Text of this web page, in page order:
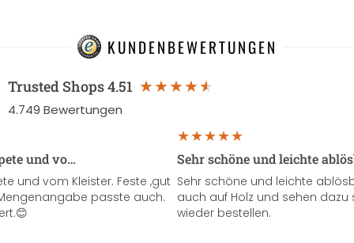
KUNDENBEWERTUNGEN
Trusted Shops4.51
4.749 Bewertungen
und vo…
und vom Kleister. Feste ,gut
passte auch.
Sehr schöne und leichte
Sehr schöne und leichte
auch auf Holz und sehen
wieder bestellen.